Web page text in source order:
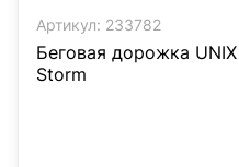
Артикул: 233782
Беговая дорожка
Storm